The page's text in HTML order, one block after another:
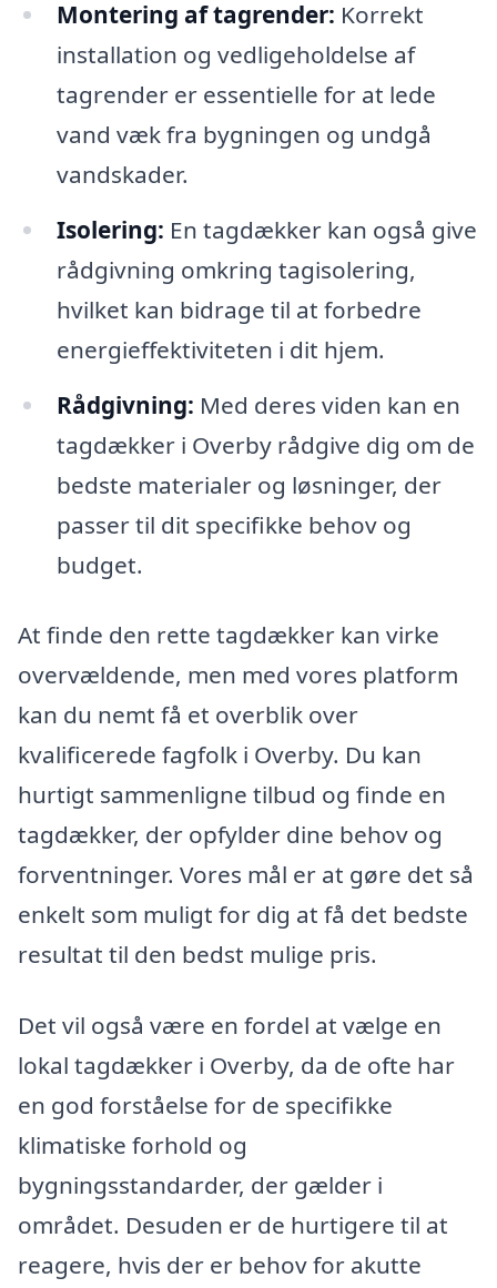
Montering af tagrender: Korrekt
installation og vedligeholdelse af
tagrender er essentielle for at lede
vand væk fra bygningen og undgå
vandskader.
Isolering: En tagdækker kan også give
rådgivning omkring tagisolering,
hvilket kan bidrage til at forbedre
energieffektiviteten i dit hjem.
Rådgivning: Med deres viden kan en
tagdækker i Overby rådgive dig om de
bedste materialer og løsninger, der
passer til dit specifikke behov og
budget.
At finde den rette tagdækker kan virke
overvældende, men med vores platform
kan du nemt få et overblik over
kvalificerede fagfolk i Overby. Du kan
hurtigt sammenligne tilbud og finde en
tagdækker, der opfylder dine behov og
forventninger. Vores mål er at gøre det så
enkelt som muligt for dig at få det bedste
resultat til den bedst mulige pris.
Det vil også være en fordel at vælge en
lokal tagdækker i Overby, da de ofte har
en god forståelse for de specifikke
klimatiske forhold og
bygningsstandarder, der gælder i
området. Desuden er de hurtigere til at
reagere, hvis der er behov for akutte